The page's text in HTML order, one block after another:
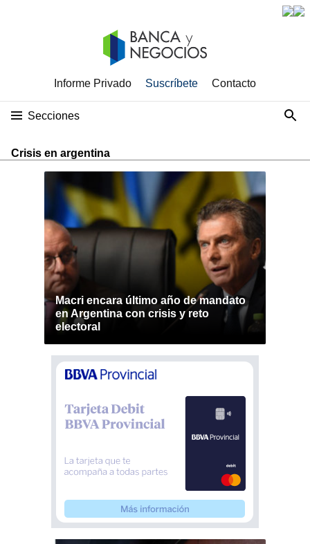
Informe Privado Suscríbete Contacto
Secciones
Crisis en argentina
Macri encara último año de mandato
en Argentina con crisis y reto
electoral